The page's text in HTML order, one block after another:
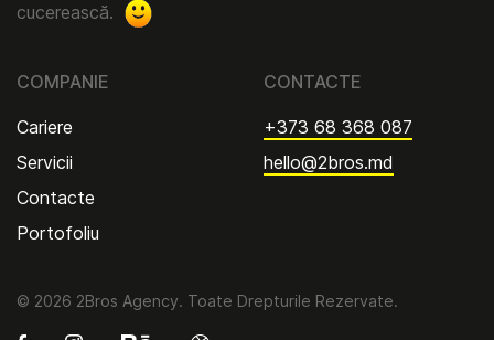
cucerească.
COMPANIE
Cariere
Servicii
Contacte
Portofoliu
CONTACTE
+373 68 368 087
hello@2bros.md
© 2026 2Bros Agency. Toate Drepturile Rezervate.